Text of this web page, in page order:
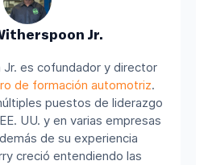
Jr.
Jr. es cofundador y director
de formación automotriz.
puestos de liderazgo
UU. y en varias empresas
de su experiencia
creció entendiendo las